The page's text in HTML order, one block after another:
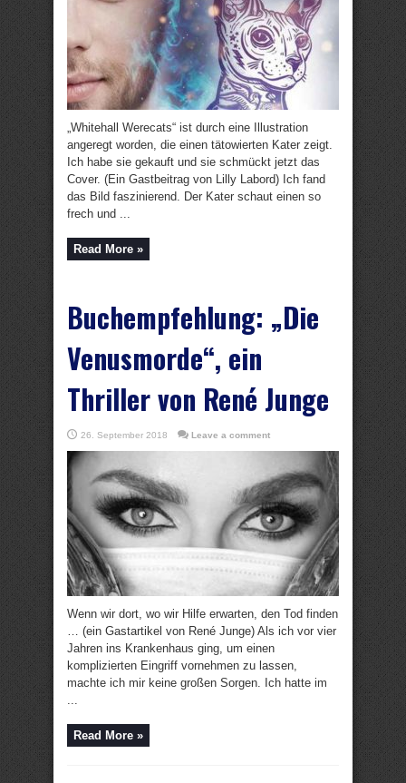
„Whitehall Werecats“ ist durch eine Illustration
angeregt worden, die einen tätowierten Kater zeigt.
Ich habe sie gekauft und sie schmückt jetzt das
Cover. (Ein Gastbeitrag von Lilly Labord) Ich fand
das Bild faszinierend. Der Kater schaut einen so
frech und ...
Read More »
Buchempfehlung: „Die
Venusmorde“, ein
Thriller von René Junge
26. September 2018 Leave a comment
Wenn wir dort, wo wir Hilfe erwarten, den Tod finden
… (ein Gastartikel von René Junge) Als ich vor vier
Jahren ins Krankenhaus ging, um einen
komplizierten Eingriff vornehmen zu lassen,
machte ich mir keine großen Sorgen. Ich hatte im
...
Read More »